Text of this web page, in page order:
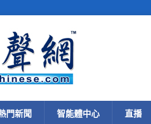
門新聞 智能體中心 直播